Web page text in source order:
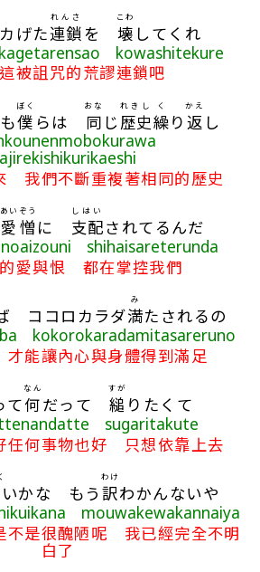
げた連鎖
れんさ
を 壊
こわ
してくれ
kowashitekure
被詛咒的荒謬連鎖吧
も僕
ぼく
らは 同
おな
じ 歴史
れきし
繰
く
り 返
かえ
し
我們不斷重複著相同的歷史
愛憎
あいぞう
に 支配
しはい
されてるんだ
shihaisareterunda
愛與恨 都在掌控我們
ココロカラダ満
み
たされるの
kokorokaradamitasareruno
能讓內心與身體得到滿足
て何
なん
だって 縋
すが
りたくて
sugaritakute
任何事物也好 只想依靠上去
いかな もう 訳
わけ
わかんないや
mouwakewakannaiya
不是很醜陋呢 我已經完全不明
白了